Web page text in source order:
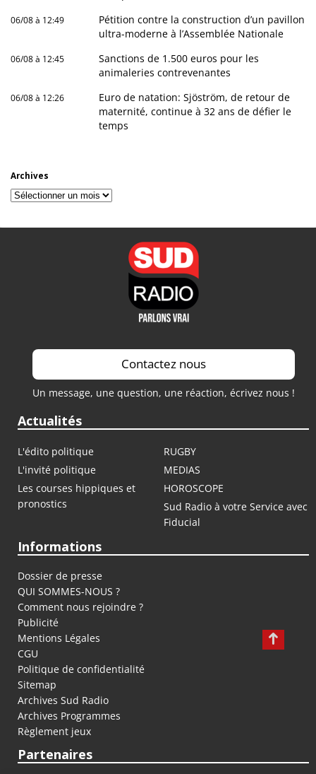
06/08 à 12:49
Pétition contre la construction d’un pavillon
ultra-moderne à l’Assemblée Nationale
06/08 à 12:45
Sanctions de 1.500 euros pour les
animaleries contrevenantes
06/08 à 12:26
Euro de natation: Sjöström, de retour de
maternité, continue à 32 ans de défier le
temps
Archives
Archives
Contactez nous
Un message, une question, une réaction, écrivez nous !
Actualités
L'édito politique
RUGBY
L'invité politique
MEDIAS
Les courses hippiques et
pronostics
HOROSCOPE
Sud Radio à votre Service avec
Fiducial
Informations
Dossier de presse
QUI SOMMES-NOUS ?
Comment nous rejoindre ?
Publicité
Mentions Légales
CGU
Politique de confidentialité
Sitemap
Archives Sud Radio
Archives Programmes
Règlement jeux
Partenaires